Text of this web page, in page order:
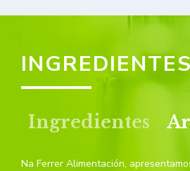
INGREDIENTES
Ingredientes
Na Ferrer Alimentación,